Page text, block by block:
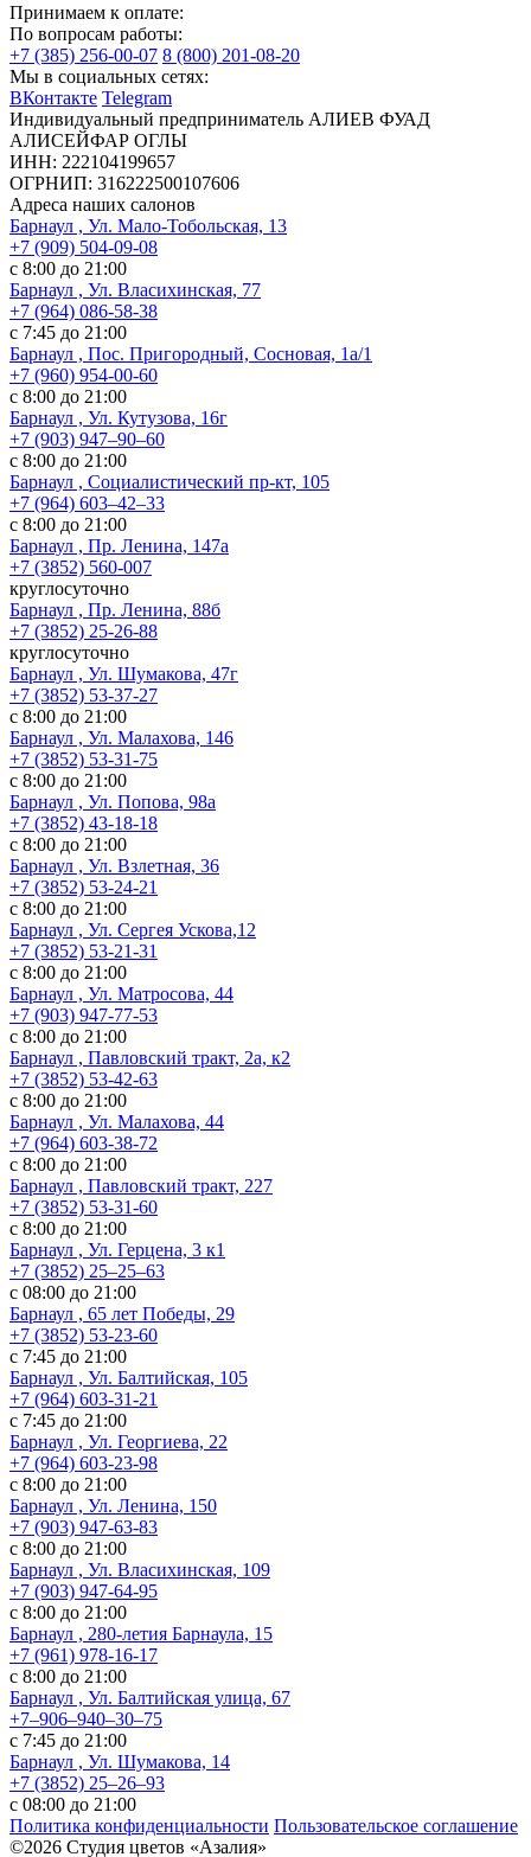
Принимаем к оплате:
По вопросам работы:
+7 (385) 256-00-07 8 (800) 201-08-20
Мы в социальных сетях:
ВКонтакте Telegram
Индивидуальный предприниматель АЛИЕВ ФУАД
АЛИСЕЙФАР ОГЛЫ
ИНН: 222104199657
ОГРНИП: 316222500107606
Адреса наших салонов
Барнаул , Ул. Мало-Тобольская, 13
+7 (909) 504-09-08
с 8:00 до 21:00
Барнаул , Ул. Власихинская, 77
+7 (964) 086-58-38
с 7:45 до 21:00
Барнаул , Пос. Пригородный, Сосновая, 1а/1
+7 (960) 954-00-60
с 8:00 до 21:00
Барнаул , Ул. Кутузова, 16г
+7 (903) 947‒90‒60
с 8:00 до 21:00
Барнаул , Социалистический пр-кт, 105
+7 (964) 603‒42‒33
с 8:00 до 21:00
Барнаул , Пр. Ленина, 147а
+7 (3852) 560-007
круглосуточно
Барнаул , Пр. Ленина, 88б
+7 (3852) 25-26-88
круглосуточно
Барнаул , Ул. Шумакова, 47г
+7 (3852) 53-37-27
с 8:00 до 21:00
Барнаул , Ул. Малахова, 146
+7 (3852) 53-31-75
с 8:00 до 21:00
Барнаул , Ул. Попова, 98а
+7 (3852) 43-18-18
с 8:00 до 21:00
Барнаул , Ул. Взлетная, 36
+7 (3852) 53-24-21
с 8:00 до 21:00
Барнаул , Ул. Сергея Ускова,12
+7 (3852) 53-21-31
с 8:00 до 21:00
Барнаул , Ул. Матросова, 44
+7 (903) 947-77-53
с 8:00 до 21:00
Барнаул , Павловский тракт, 2а, к2
+7 (3852) 53-42-63
с 8:00 до 21:00
Барнаул , Ул. Малахова, 44
+7 (964) 603-38-72
с 8:00 до 21:00
Барнаул , Павловский тракт, 227
+7 (3852) 53-31-60
с 8:00 до 21:00
Барнаул , Ул. ​Герцена, 3 к1
+7 (3852) 25‒25‒63
с 08:00 до 21:00
Барнаул , 65 лет Победы, 29
+7 (3852) 53-23-60
с 7:45 до 21:00
Барнаул , Ул. Балтийская, 105
+7 (964) 603-31-21
с 7:45 до 21:00
Барнаул , Ул. Георгиева, 22
+7 (964) 603-23-98
с 8:00 до 21:00
Барнаул , Ул. Ленина, 150
+7 (903) 947-63-83
с 8:00 до 21:00
Барнаул , Ул. Власихинская, 109
+7 (903) 947-64-95
с 8:00 до 21:00
Барнаул , 280-летия Барнаула, 15
+7 (961) 978-16-17
с 8:00 до 21:00
Барнаул , Ул. ​Балтийская улица, 67
+7‒906‒940‒30‒75
с 7:45 до 21:00
Барнаул , ​Ул. Шумакова, 14
+7 (3852) 25‒26‒93
с 08:00 до 21:00
Политика конфиденциальности Пользовательское соглашение
©2026 Студия цветов «Азалия»